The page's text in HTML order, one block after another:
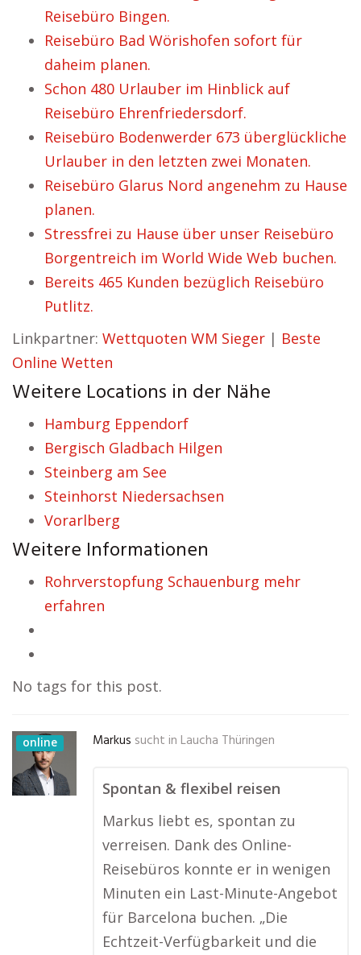
Reisebüro Bingen.
Reisebüro Bad Wörishofen sofort für
daheim planen.
Schon 480 Urlauber im Hinblick auf
Reisebüro Ehrenfriedersdorf.
Reisebüro Bodenwerder 673 überglückliche
Urlauber in den letzten zwei Monaten.
Reisebüro Glarus Nord angenehm zu Hause
planen.
Stressfrei zu Hause über unser Reisebüro
Borgentreich im World Wide Web buchen.
Bereits 465 Kunden bezüglich Reisebüro
Putlitz.
Linkpartner: Wettquoten WM Sieger | Beste
Online Wetten
Weitere Locations in der Nähe
Hamburg Eppendorf
Bergisch Gladbach Hilgen
Steinberg am See
Steinhorst Niedersachsen
Vorarlberg
Weitere Informationen
Rohrverstopfung Schauenburg mehr
erfahren
No tags for this post.
online Markus sucht in Laucha Thüringen
Spontan & flexibel reisen
Markus liebt es, spontan zu
verreisen. Dank des Online-
Reisebüros konnte er in wenigen
Minuten ein Last-Minute-Angebot
für Barcelona buchen. „Die
Echtzeit-Verfügbarkeit und die